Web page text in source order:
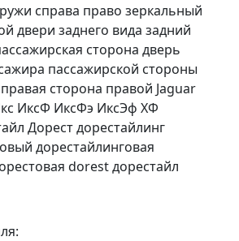
справа право зеркальный
двери заднего вида задний
сторона дверь
пассажирской стороны
сторона правой Jaguar
ИксФ ИксФэ ИксЭф ХФ
Дорест дорестайлинг
дорестайлинговая
dorest дорестайл